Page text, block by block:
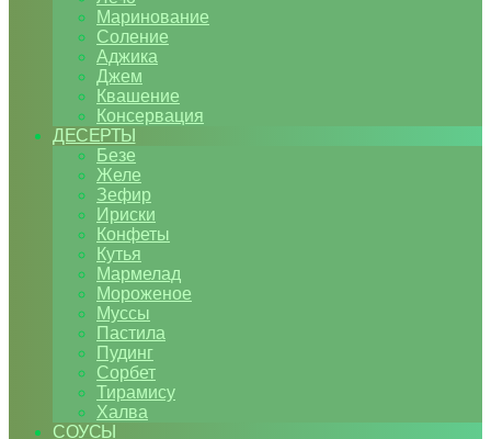
Маринование
Соление
Аджика
Джем
Квашение
Консервация
ДЕСЕРТЫ
Безе
Желе
Зефир
Ириски
Конфеты
Кутья
Мармелад
Мороженое
Муссы
Пастила
Пудинг
Сорбет
Тирамису
Халва
СОУСЫ